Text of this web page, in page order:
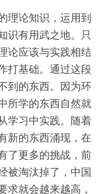
理论知识，运用到
识有用武之地。只
论应该与实践相结
打基础。通过这段
到的东西。因为环
所学的东西自然就
学习中实践。随着
新的东西涌现，在
了更多的挑战，前
被淘汰掉了，中国
求就会越来越高，